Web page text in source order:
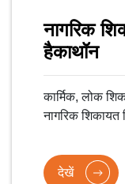
नागरिक
हैकाथॉन
कार्मिक, लोक
नागरिक शिकायत
देखें